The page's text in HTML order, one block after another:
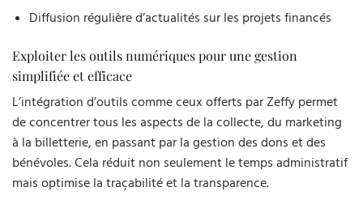
Diffusion régulière d’actualités sur les projets financés
Exploiter les outils numériques pour une gestion
simplifiée et efficace
L’intégration d’outils comme ceux offerts par Zeffy permet
de concentrer tous les aspects de la collecte, du marketing
à la billetterie, en passant par la gestion des dons et des
bénévoles. Cela réduit non seulement le temps administratif
mais optimise la traçabilité et la transparence.